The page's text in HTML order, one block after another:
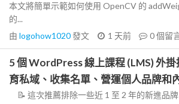
本文將簡單示範如何使用 OpenCV 的
的...
由 logohow1020發文 1 天前 0個留
5 個 WordPress 線上課程 (LMS) 外
育私域、收集名單、營運個人品牌和
📝 這次推薦排除一些近 1 至 2 年的新進品